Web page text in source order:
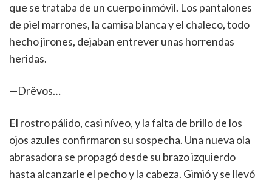
que se trataba de un cuerpo inmóvil. Los pantalones
de piel marrones, la camisa blanca y el chaleco, todo
hecho jirones, dejaban entrever unas horrendas
heridas.
—Drëvos…
El rostro pálido, casi níveo, y la falta de brillo de los
ojos azules confirmaron su sospecha. Una nueva ola
abrasadora se propagó desde su brazo izquierdo
hasta alcanzarle el pecho y la cabeza. Gimió y se llevó